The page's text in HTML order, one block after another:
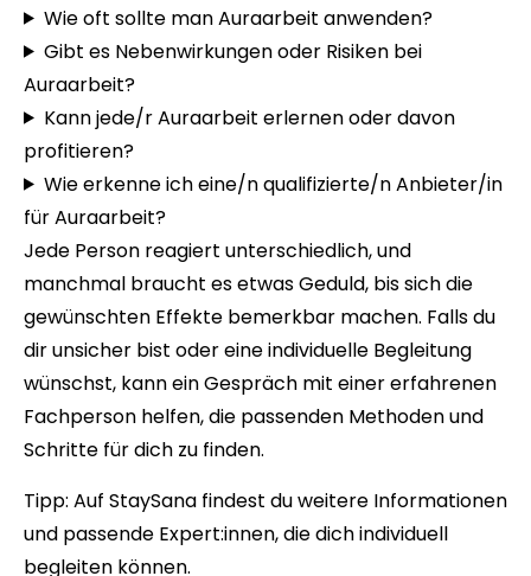
Wie oft sollte man Auraarbeit anwenden?
Gibt es Nebenwirkungen oder Risiken bei
Auraarbeit?
Kann jede/r Auraarbeit erlernen oder davon
profitieren?
Wie erkenne ich eine/n qualifizierte/n Anbieter/in
für Auraarbeit?
Jede Person reagiert unterschiedlich, und
manchmal braucht es etwas Geduld, bis sich die
gewünschten Effekte bemerkbar machen. Falls du
dir unsicher bist oder eine individuelle Begleitung
wünschst, kann ein Gespräch mit einer erfahrenen
Fachperson helfen, die passenden Methoden und
Schritte für dich zu finden.
Tipp: Auf StaySana findest du weitere Informationen
und passende Expert:innen, die dich individuell
begleiten können.